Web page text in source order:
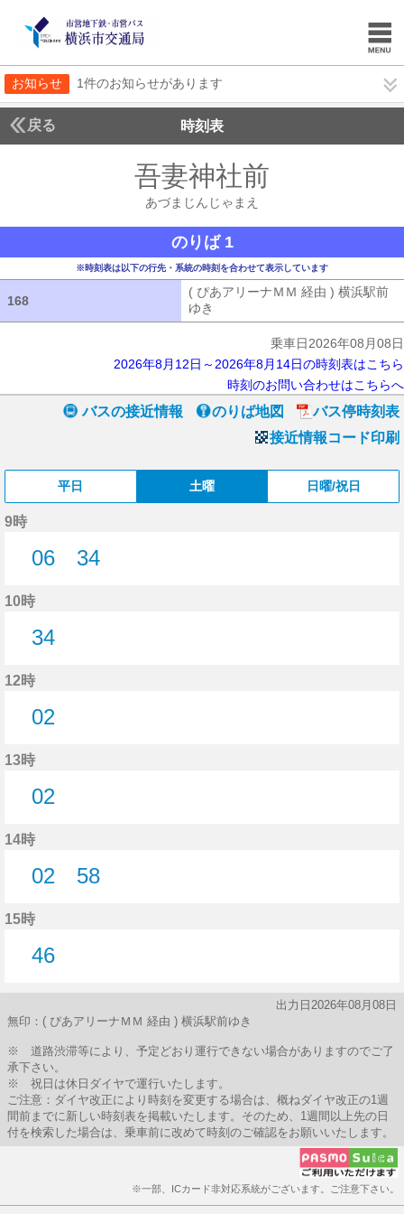
お知らせ 1件のお知らせがあります
戻る 時刻表
吾妻神社前
あづまじんじゃまえ
のりば 1
※時刻表は以下の行先・系統の時刻を合わせて表示しています
168
( ぴあアリーナＭＭ 経由 ) 横浜駅前
ゆき
乗車日2026年08月08日
2026年8月12日～2026年8月14日の時刻表はこちら
時刻のお問い合わせはこちらへ
バスの接近情報 のりば地図
バス停時刻表
接近情報コード印刷
平日 土曜 日曜/祝日
9時
06
34
10時
34
12時
02
13時
02
14時
02
58
15時
46
出力日2026年08月08日
無印：( ぴあアリーナＭＭ 経由 ) 横浜駅前ゆき
※ 道路渋滞等により、予定どおり運行できない場合がありますのでご了
承下さい。
※ 祝日は休日ダイヤで運行いたします。
ご注意：ダイヤ改正により時刻を変更する場合は、概ねダイヤ改正の1週
間前までに新しい時刻表を掲載いたします。そのため、1週間以上先の日
付を検索した場合は、乗車前に改めて時刻のご確認をお願いいたします。
※一部、ICカード非対応系統がございます。ご注意下さい。